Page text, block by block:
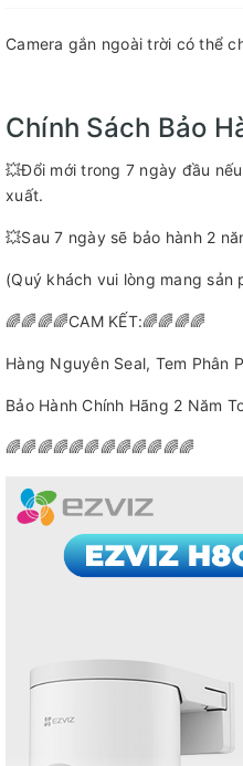
Camera gắn ngoài trời có thể
Chính Sách Bảo
💥Đổi mới trong 7 ngày đầu
xuất.
💥Sau 7 ngày sẽ bảo hành 2
(Quý khách vui lòng mang sản
🌈🌈🌈🌈CAM KẾT:🌈🌈🌈🌈
Hàng Nguyên Seal, Tem Phân
Bảo Hành Chính Hãng 2 Năm
🌈🌈🌈🌈🌈🌈🌈🌈🌈🌈🌈🌈